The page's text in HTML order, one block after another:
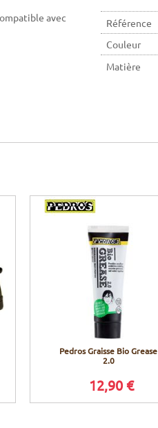
avec
Référence
Couleur
Matière
Pedros Graisse Bio Grease
2.0
12,90 €